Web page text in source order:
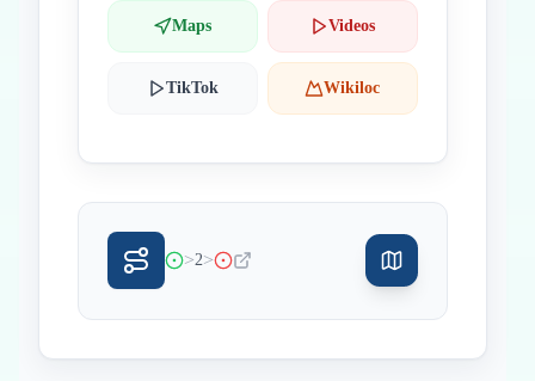
Maps Videos
TikTok Wikiloc
>2>